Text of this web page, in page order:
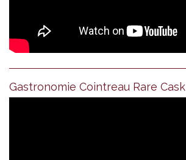
Gastronomie Cointreau Rare Cask